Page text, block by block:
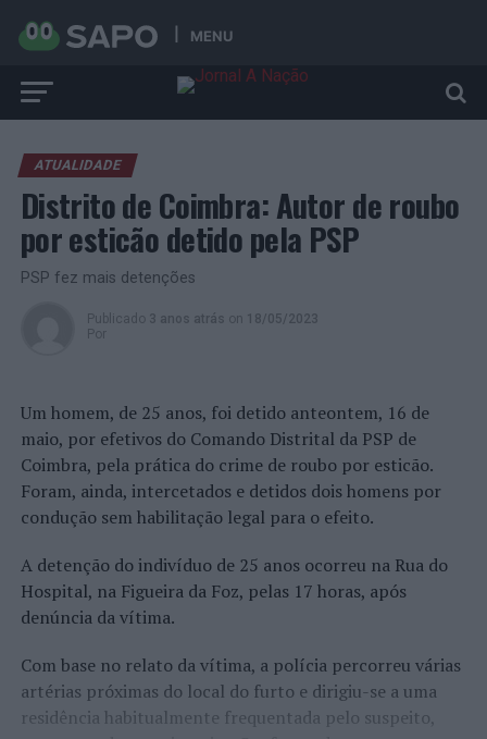
MENU
ATUALIDADE
Distrito de Coimbra: Autor de roubo
por esticão detido pela PSP
PSP fez mais detenções
Publicado 3 anos atrás on 18/05/2023
Por
Um homem, de 25 anos, foi detido anteontem, 16 de
maio, por efetivos do Comando Distrital da PSP de
Coimbra, pela prática do crime de roubo por esticão.
Foram, ainda, intercetados e detidos dois homens por
condução sem habilitação legal para o efeito.
A detenção do indivíduo de 25 anos ocorreu na Rua do
Hospital, na Figueira da Foz, pelas 17 horas, após
denúncia da vítima.
Com base no relato da vítima, a polícia percorreu várias
artérias próximas do local do furto e dirigiu-se a uma
residência habitualmente frequentada pelo suspeito,